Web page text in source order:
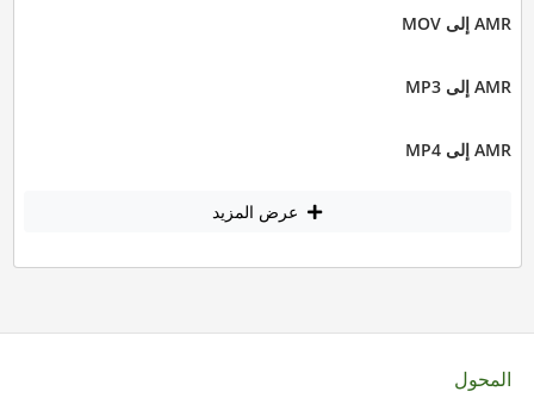
AMR إلى MOV
AMR إلى MP3
AMR إلى MP4
عرض المزيد
المحول